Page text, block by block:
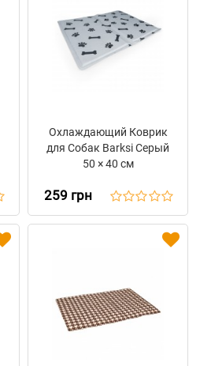
Охлаждающий Коврик
для Собак Barksi Серый
50 × 40 см
259 грн